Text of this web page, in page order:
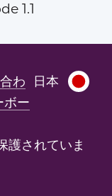
1.1
日本
わ
ボー
護されていま